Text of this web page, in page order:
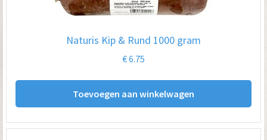
Naturis Kip & Rund 1000 gram
€6.75
Toevoegen aan winkelwagen